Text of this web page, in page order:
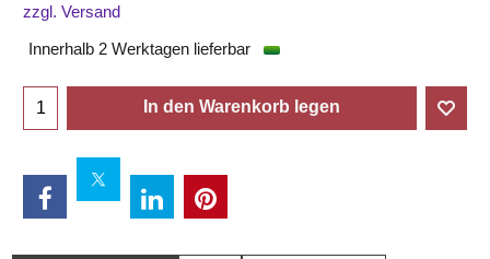
zzgl. Versand
Innerhalb 2 Werktagen lieferbar
In den Warenkorb legen